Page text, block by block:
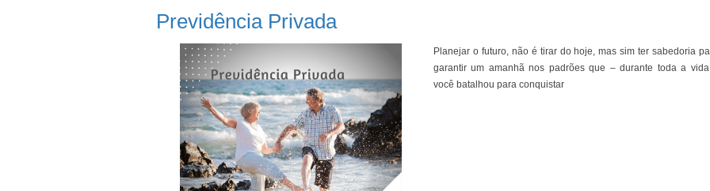
Previdência Privada
Planejar o futuro, não é tirar do hoje, mas sim ter sabedoria
garantir um amanhã nos padrões que – durante toda a
você batalhou para conquistar